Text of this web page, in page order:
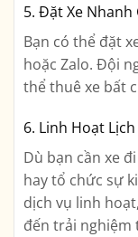
5. Đặt Xe Nhanh
Bạn có thể đặt
hoặc Zalo. Đội
thể thuê xe bất
6. Linh Hoạt
Dù bạn cần xe
hay tổ chức sự
dịch vụ linh
đến trải nghiệm